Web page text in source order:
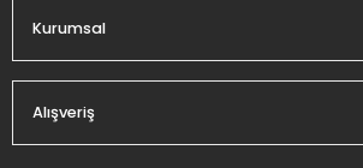
Kurumsal
Alışveriş